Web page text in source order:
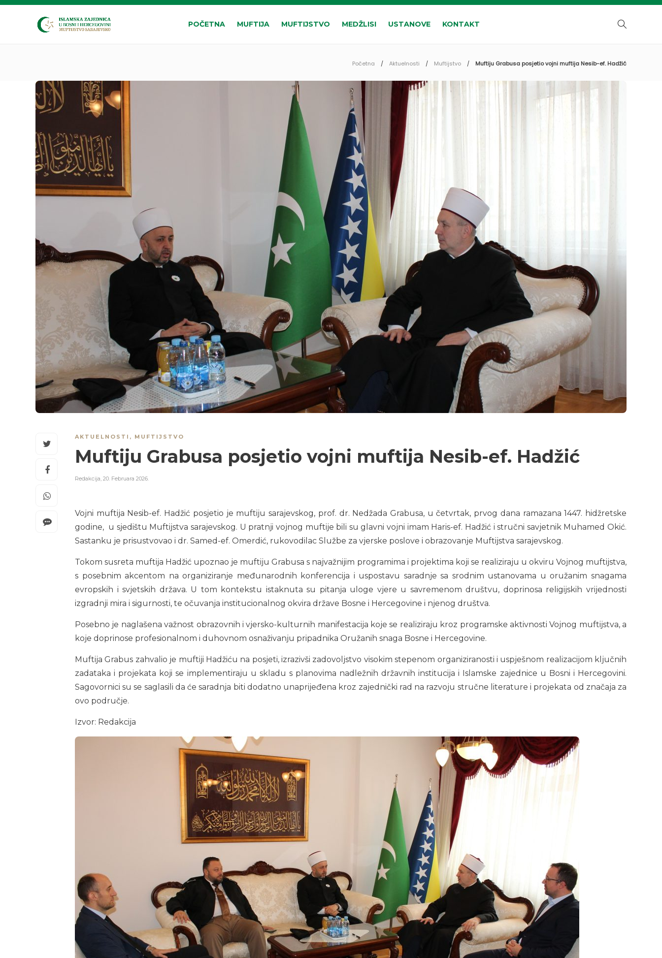
POČETNA MUFTIJA MUFTIJSTVO MEDŽLISI USTANOVE KONTAKT
Početna Aktuelnosti Muftijstvo Muftiju Grabusa posjetio vojni muftija Nesib-ef. Hadžić
AKTUELNOSTI , MUFTIJSTVO
Muftiju Grabusa posjetio vojni muftija Nesib-ef. Hadžić
Redakcija, 20. Februara 2026.
Vojni muftija Nesib-ef. Hadžić posjetio je muftiju sarajevskog, prof. dr. Nedžada Grabusa, u četvrtak, prvog dana ramazana 1447. hidžretske
godine, u sjedištu Muftijstva sarajevskog. U pratnji vojnog muftije bili su glavni vojni imam Haris-ef. Hadžić i stručni savjetnik Muhamed Okić.
Sastanku je prisustvovao i dr. Samed-ef. Omerdić, rukovodilac Službe za vjerske poslove i obrazovanje Muftijstva sarajevskog.
Tokom susreta muftija Hadžić upoznao je muftiju Grabusa s najvažnijim programima i projektima koji se realiziraju u okviru Vojnog muftijstva,
s posebnim akcentom na organiziranje međunarodnih konferencija i uspostavu saradnje sa srodnim ustanovama u oružanim snagama
evropskih i svjetskih država. U tom kontekstu istaknuta su pitanja uloge vjere u savremenom društvu, doprinosa religijskih vrijednosti
izgradnji mira i sigurnosti, te očuvanja institucionalnog okvira države Bosne i Hercegovine i njenog društva.
Posebno je naglašena važnost obrazovnih i vjersko-kulturnih manifestacija koje se realiziraju kroz programske aktivnosti Vojnog muftijstva, a
koje doprinose profesionalnom i duhovnom osnaživanju pripadnika Oružanih snaga Bosne i Hercegovine.
Muftija Grabus zahvalio je muftiji Hadžiću na posjeti, izrazivši zadovoljstvo visokim stepenom organiziranosti i uspješnom realizacijom ključnih
zadataka i projekata koji se implementiraju u skladu s planovima nadležnih državnih institucija i Islamske zajednice u Bosni i Hercegovini.
Sagovornici su se saglasili da će saradnja biti dodatno unaprijeđena kroz zajednički rad na razvoju stručne literature i projekata od značaja za
ovo područje.
Izvor: Redakcija